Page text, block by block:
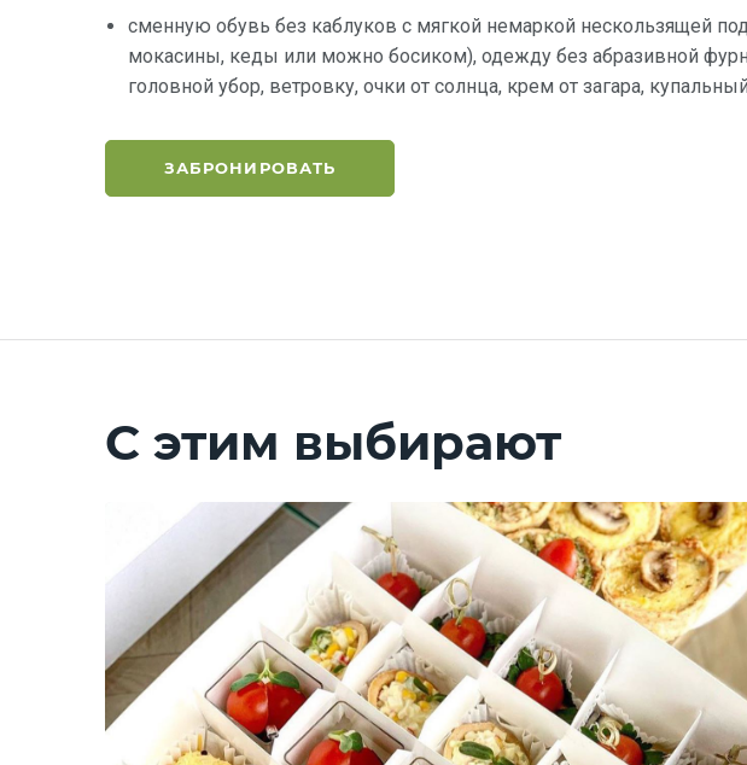
сменную обувь без каблуков с мягкой немаркой нескользящей
мокасины, кеды или можно босиком), одежду без абразивной
головной убор, ветровку, очки от солнца, крем от загара,
ЗАБРОНИРОВАТЬ
С этим выбирают